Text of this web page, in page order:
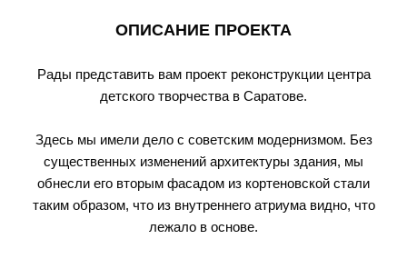
ОПИСАНИЕ ПРОЕКТА
Рады представить вам проект реконструкции центра
детского творчества в Саратове.
Здесь мы имели дело с советским модернизмом. Без
существенных изменений архитектуры здания, мы
обнесли его вторым фасадом из кортеновской стали
таким образом, что из внутреннего атриума видно, что
лежало в основе.